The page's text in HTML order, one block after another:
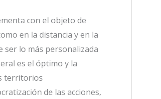
con el objeto de
en la distancia y en la
ser lo más personalizada
es el óptimo y la
territorios
de las acciones,